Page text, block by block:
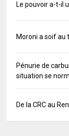
Le pouvoir a-t-il
Moroni a soif au
Pénurie de
situation se
De la CRC au